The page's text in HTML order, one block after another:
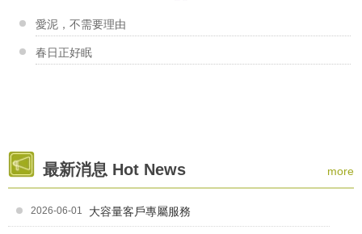
陳焜楠老師
「不侷限自己，隨心所欲地創作是我的風格，享受每一次...
香草工房桃園店-我愛媽咪溫馨手作
香草工房台南店-杯子蛋糕皂課程
在台南市社區工會職訓中心的課程 美美的杯子蛋糕皂...
新手大哉問-你不能不知道的幾件...
愛泥，不需要理由
春日正好眠
最新消息 Hot News more
2026-06-01 大容量客戶專屬服務